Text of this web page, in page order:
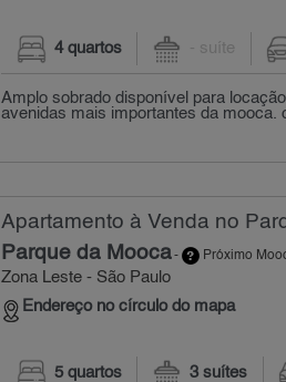
4 quartos - suíte
Amplo sobrado disponível para
avenidas mais importantes da mooca.
Apartamento à Venda no
Parque da Mooca- Próximo
Zona Leste - São Paulo
Endereço no círculo do mapa
5 quartos 3 suítes